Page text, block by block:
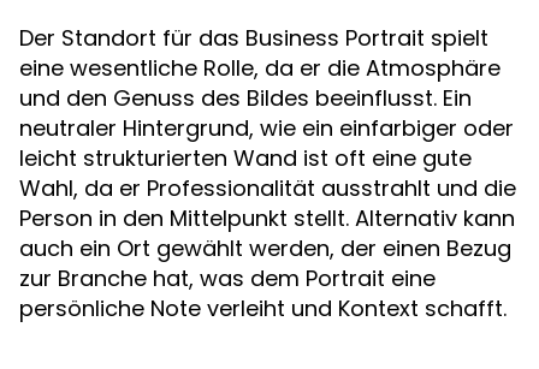
Der Standort für das Business Portrait spielt
eine wesentliche Rolle, da er die Atmosphäre
und den Genuss des Bildes beeinflusst. Ein
neutraler Hintergrund, wie ein einfarbiger oder
leicht strukturierten Wand ist oft eine gute
Wahl, da er Professionalität ausstrahlt und die
Person in den Mittelpunkt stellt. Alternativ kann
auch ein Ort gewählt werden, der einen Bezug
zur Branche hat, was dem Portrait eine
persönliche Note verleiht und Kontext schafft.